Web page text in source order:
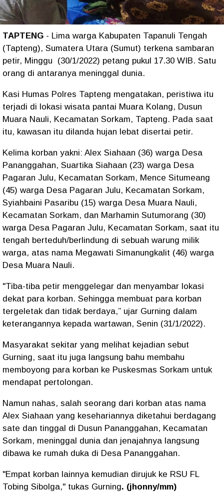
TAPTENG - Lima warga Kabupaten Tapanuli Tengah
(Tapteng), Sumatera Utara (Sumut) terkena sambaran
petir, Minggu (30/1/2022) petang pukul 17.30 WIB. Satu
orang di antaranya meninggal dunia.
Kasi Humas Polres Tapteng mengatakan, peristiwa itu
terjadi di lokasi wisata pantai Muara Kolang, Dusun
Muara Nauli, Kecamatan Sorkam, Tapteng. Pada saat
itu, kawasan itu dilanda hujan lebat disertai petir.
Kelima korban yakni: Alex Siahaan (36) warga Desa
Pananggahan, Suartika Siahaan (23) warga Desa
Pagaran Julu, Kecamatan Sorkam, Mence Situmeang
(45) warga Desa Pagaran Julu, Kecamatan Sorkam,
Syiahbaini Pasaribu (15) warga Desa Muara Nauli,
Kecamatan Sorkam, dan Marhamin Sutumorang (30)
warga Desa Pagaran Julu, Kecamatan Sorkam, saat itu
tengah berteduh/berlindung di sebuah warung milik
warga, atas nama Megawati Simanungkalit (46) warga
Desa Muara Nauli.
"Tiba-tiba petir menggelegar dan menyambar lokasi
dekat para korban. Sehingga membuat para korban
tergeletak dan tidak berdaya,” ujar Gurning dalam
keterangannya kepada wartawan, Senin (31/1/2022).
Masyarakat sekitar yang melihat kejadian sebut
Gurning, saat itu juga langsung bahu membahu
memboyong para korban ke Puskesmas Sorkam untuk
mendapat pertolongan.
Namun nahas, salah seorang dari korban atas nama
Alex Siahaan yang kesehariannya diketahui berdagang
sate dan tinggal di Dusun Pananggahan, Kecamatan
Sorkam, meninggal dunia dan jenajahnya langsung
dibawa ke rumah duka di Desa Pananggahan.
"Empat korban lainnya kemudian dirujuk ke RSU FL
Tobing Sibolga," tukas Gurning. (jhonny/mm)